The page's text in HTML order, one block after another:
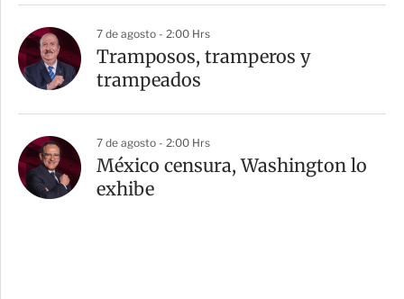
7 de agosto - 2:00 Hrs
Tramposos, tramperos y
trampeados
7 de agosto - 2:00 Hrs
México censura, Washington lo
exhibe